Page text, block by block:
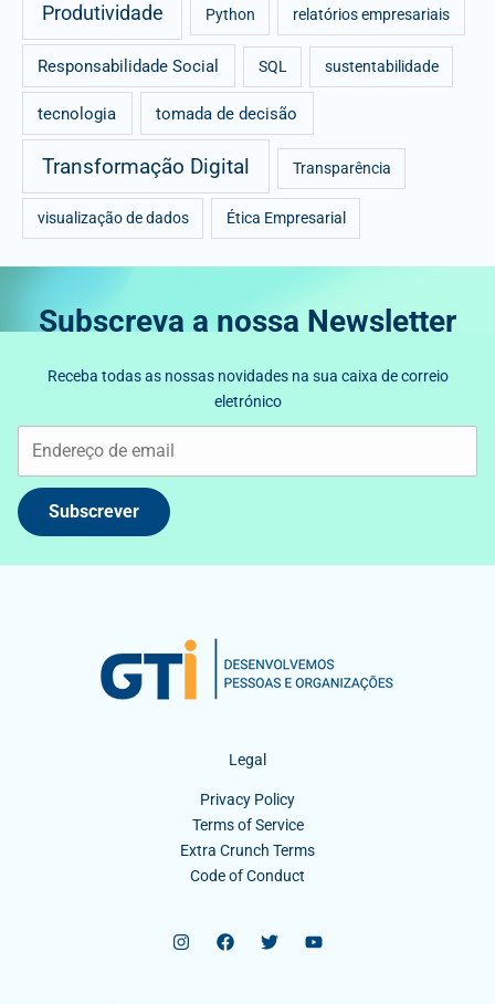
Produtividade Python relatórios empresariais
Responsabilidade Social SQL sustentabilidade
tecnologia tomada de decisão
Transformação Digital Transparência
visualização de dados Ética Empresarial
Subscreva a nossa Newsletter
Receba todas as nossas novidades na sua caixa de correio
eletrónico
Subscrever
Legal
Privacy Policy
Terms of Service
Extra Crunch Terms
Code of Conduct